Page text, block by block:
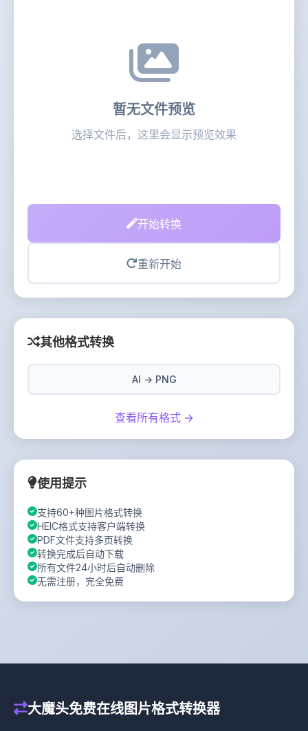
暂无文件预览
选择文件后，这里会显示预览效果
开始转换
重新开始
其他格式转换
AI → PNG
查看所有格式 →
使用提示
支持60+种图片格式转换
HEIC格式支持客户端转换
PDF文件支持多页转换
转换完成后自动下载
所有文件24小时后自动删除
无需注册，完全免费
大魔头免费在线图片格式转换器